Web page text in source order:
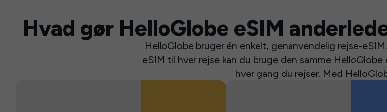
Hvad gør HelloGlobe eSIM
HelloGlobe bruger én enkelt, genanvendelig rejse-
eSIM til hver rejse kan du bruge den samme
hver gang du rejser. Med